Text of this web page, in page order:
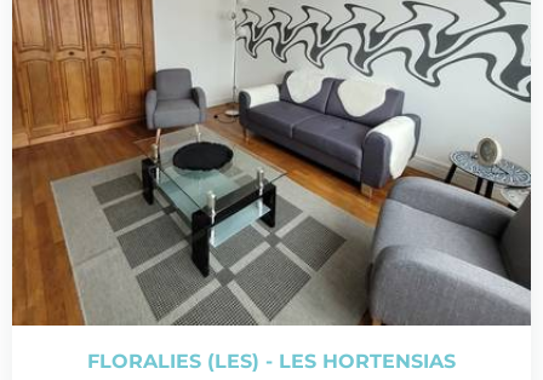
FLORALIES (LES) - LES HORTENSIAS